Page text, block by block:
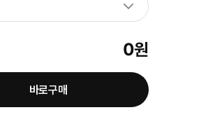
0원
바로구매